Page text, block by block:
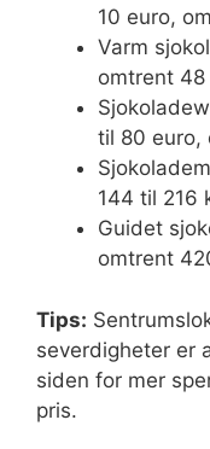
10 euro,
Varm
omtrent
til 80 euro,
144 til 216
Guidet
omtrent
Tips:
severdigheter er
siden for mer
pris.